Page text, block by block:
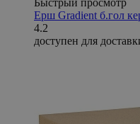
Ерш Gradient б.гол
4.2
доступен для